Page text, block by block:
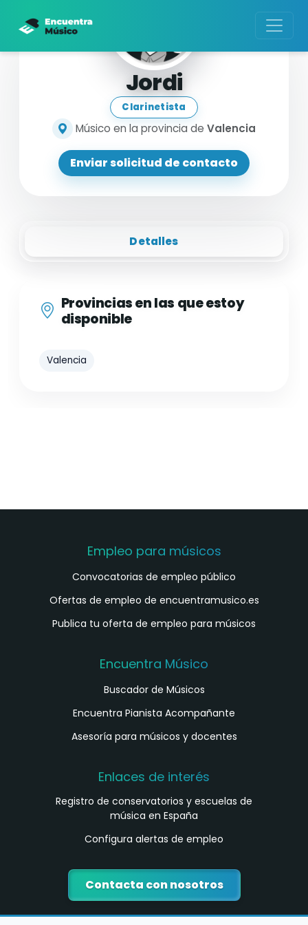
Jordi
Clarinetista
Músico en la provincia de Valencia
Enviar solicitud de contacto
Detalles
Provincias en las que estoy
disponible
Valencia
Empleo para músicos
Convocatorias de empleo público
Ofertas de empleo de encuentramusico.es
Publica tu oferta de empleo para músicos
Encuentra Músico
Buscador de Músicos
Encuentra Pianista Acompañante
Asesoría para músicos y docentes
Enlaces de interés
Registro de conservatorios y escuelas de
música en España
Configura alertas de empleo
Contacta con nosotros